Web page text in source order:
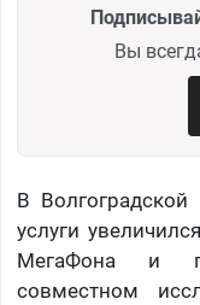
Вы
В
услуги
МегаФона и
совместном